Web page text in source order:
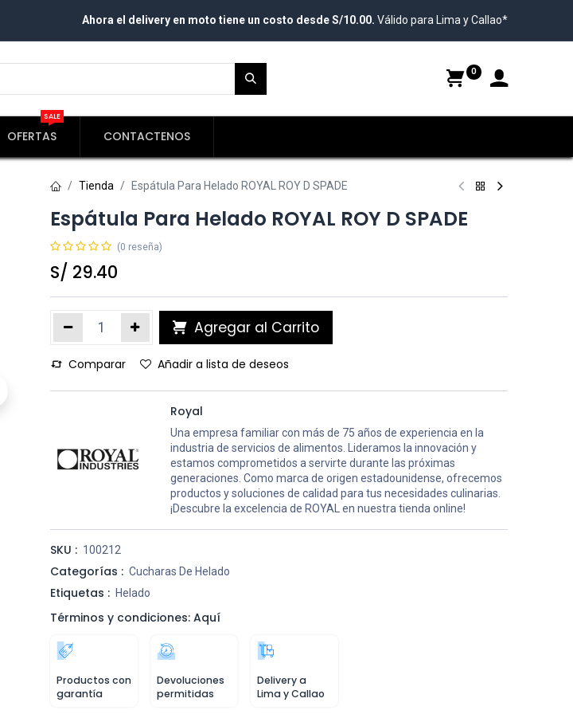
Ahora el delivery en moto tiene un costo desde S/10.00. Válido para Lima y Callao*
0
OFERTAS
SALE
CONTACTENOS
Tienda Espátula Para Helado ROYAL ROY D SPADE
Espátula Para Helado ROYAL ROY D SPADE
(0 reseña)
S/ 29.40
Agregar al Carrito
Comparar Añadir a lista de deseos
Royal
Una empresa familiar con más de 75 años de experiencia en la
industria de servicios de alimentos. Lideramos la innovación y
estamos comprometidos a servirte durante las próximas
generaciones. Como marca de origen estadounidense, ofrecemos
productos y soluciones de calidad para tus necesidades culinarias.
¡Descubre la excelencia de ROYAL en nuestra tienda online!
SKU : 100212
Categorías : Cucharas De Helado
Etiquetas : Helado
Términos y condiciones: Aquí
Productos con
garantía
Devoluciones
permitidas
Delivery a
Lima y Callao